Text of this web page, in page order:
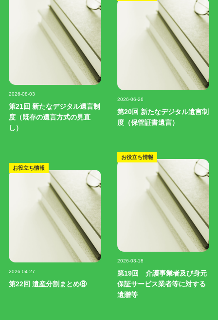
2026-08-03
第21回 新たなデジタル遺言制
度（既存の遺言方式の見直
し）
2026-06-26
第20回 新たなデジタル遺言制
度（保管証書遺言）
お役立ち情報
2026-04-27
第22回 遺産分割まとめ⑧
お役立ち情報
2026-03-18
第19回 介護事業者及び身元
保証サービス業者等に対する
遺贈等